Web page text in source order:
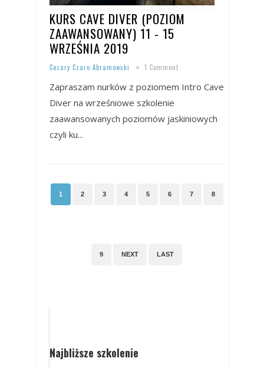
KURS CAVE DIVER (POZIOM
ZAAWANSOWANY) 11 - 15
WRZEŚNIA 2019
Cezary Czaro Abramowski 1 Comment
Zapraszam nurków z poziomem Intro Cave
Diver na wrześniowe szkolenie
zaawansowanych poziomów jaskiniowych
czyli ku...
1 2 3 4 5 6 7 8
9 NEXT LAST
Najbliższe szkolenie